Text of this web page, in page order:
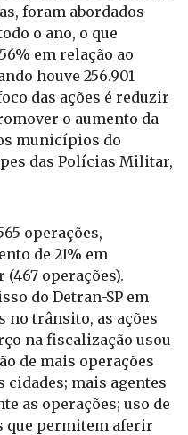
foram abordados
o ano, o que
em relação ao
houve 256.901
das ações é reduzir
o aumento da
municípios do
das Polícias Militar,
operações,
de 21% em
operações).
do Detran-SP em
no trânsito, as ações
na fiscalização usou
de mais operações
cidades; mais agentes
as operações; uso de
que permitem aferir